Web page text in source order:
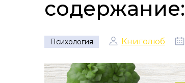
Психология Книголюб